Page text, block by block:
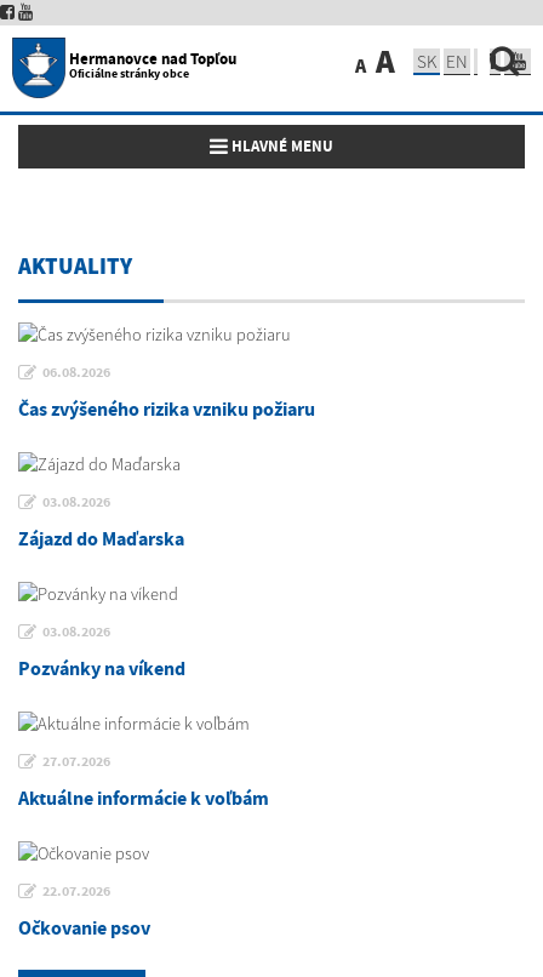
Hermanovce nad Topľou
Oficiálne stránky obce A A SK EN
Toggle navigation
HLAVNÉ MENU
AKTUALITY
06.08.2026
Čas zvýšeného rizika vzniku požiaru
03.08.2026
Zájazd do Maďarska
03.08.2026
Pozvánky na víkend
27.07.2026
Aktuálne informácie k voľbám
22.07.2026
Očkovanie psov